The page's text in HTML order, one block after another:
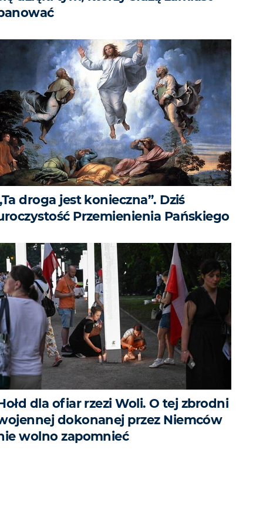
droga jest konieczna”. Dziś
Przemienienia Pańskiego
dla ofiar rzezi Woli. O tej zbrodni
dokonanej przez Niemców
wolno zapomnieć